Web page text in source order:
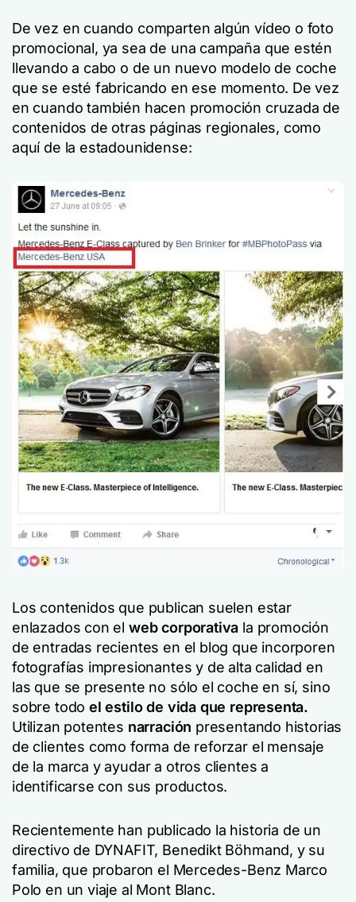
De vez en cuando comparten algún vídeo o foto
promocional, ya sea de una campaña que estén
llevando a cabo o de un nuevo modelo de coche
que se esté fabricando en ese momento. De vez
en cuando también hacen promoción cruzada de
contenidos de otras páginas regionales, como
aquí de la estadounidense:
Los contenidos que publican suelen estar
enlazados con el web corporativa la promoción
de entradas recientes en el blog que incorporen
fotografías impresionantes y de alta calidad en
las que se presente no sólo el coche en sí, sino
sobre todoel estilo de vida que representa.
Utilizan potentes narración presentando historias
de clientes como forma de reforzar el mensaje
de la marca y ayudar a otros clientes a
identificarse con sus productos.
Recientemente han publicado la historia de un
directivo de DYNAFIT, Benedikt Böhmand, y su
familia, que probaron el Mercedes-Benz Marco
Polo en un viaje al Mont Blanc.